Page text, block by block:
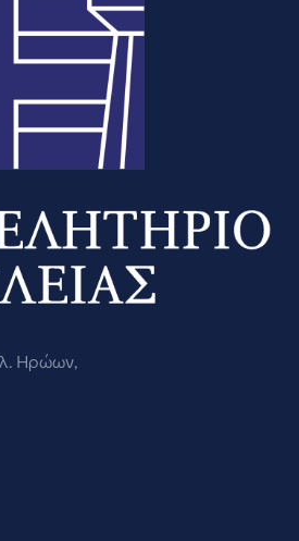
Ηρώων,